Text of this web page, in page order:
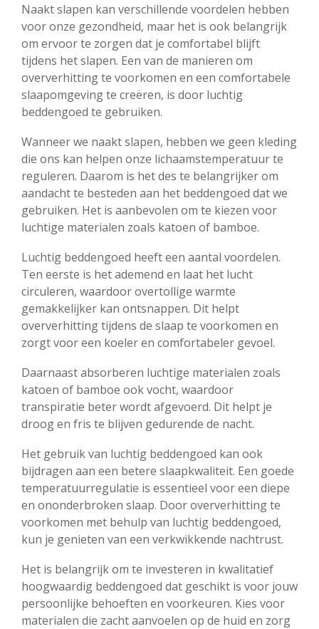
Naakt slapen kan verschillende voordelen hebben
voor onze gezondheid, maar het is ook belangrijk
om ervoor te zorgen dat je comfortabel blijft
tijdens het slapen. Een van de manieren om
oververhitting te voorkomen en een comfortabele
slaapomgeving te creëren, is door luchtig
beddengoed te gebruiken.
Wanneer we naakt slapen, hebben we geen kleding
die ons kan helpen onze lichaamstemperatuur te
reguleren. Daarom is het des te belangrijker om
aandacht te besteden aan het beddengoed dat we
gebruiken. Het is aanbevolen om te kiezen voor
luchtige materialen zoals katoen of bamboe.
Luchtig beddengoed heeft een aantal voordelen.
Ten eerste is het ademend en laat het lucht
circuleren, waardoor overtollige warmte
gemakkelijker kan ontsnappen. Dit helpt
oververhitting tijdens de slaap te voorkomen en
zorgt voor een koeler en comfortabeler gevoel.
Daarnaast absorberen luchtige materialen zoals
katoen of bamboe ook vocht, waardoor
transpiratie beter wordt afgevoerd. Dit helpt je
droog en fris te blijven gedurende de nacht.
Het gebruik van luchtig beddengoed kan ook
bijdragen aan een betere slaapkwaliteit. Een goede
temperatuurregulatie is essentieel voor een diepe
en ononderbroken slaap. Door oververhitting te
voorkomen met behulp van luchtig beddengoed,
kun je genieten van een verkwikkende nachtrust.
Het is belangrijk om te investeren in kwalitatief
hoogwaardig beddengoed dat geschikt is voor jouw
persoonlijke behoeften en voorkeuren. Kies voor
materialen die zacht aanvoelen op de huid en zorg